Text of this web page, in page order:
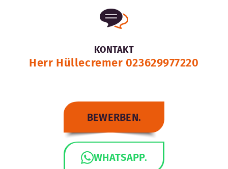
KONTAKT
Herr Hüllecremer 023629977220
BEWERBEN.
WHATSAPP.